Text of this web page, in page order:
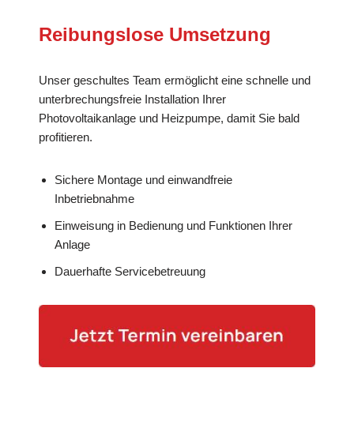
Reibungslose Umsetzung
Unser geschultes Team ermöglicht eine schnelle und
unterbrechungsfreie Installation Ihrer
Photovoltaikanlage und Heizpumpe, damit Sie bald
profitieren.
Sichere Montage und einwandfreie
Inbetriebnahme
Einweisung in Bedienung und Funktionen Ihrer
Anlage
Dauerhafte Servicebetreuung